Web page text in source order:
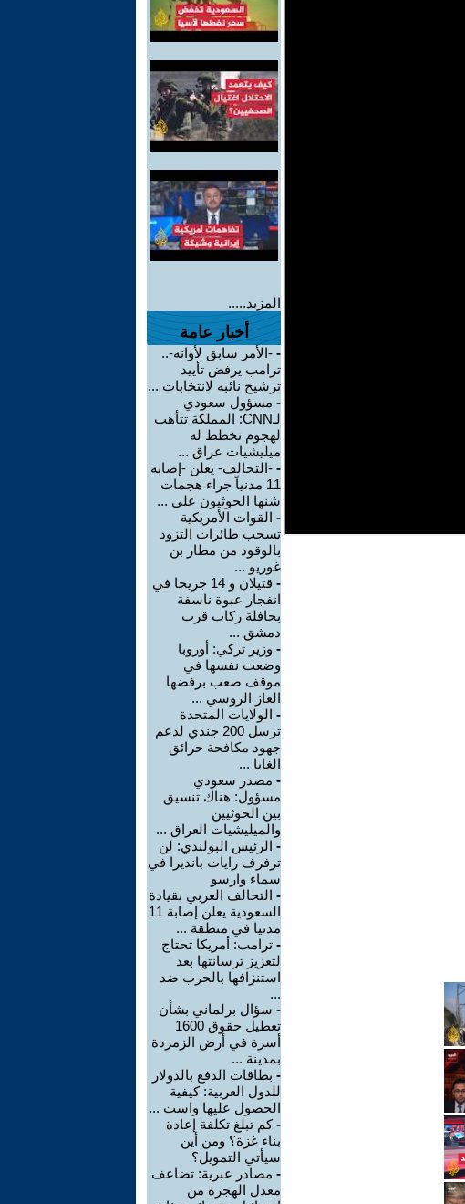
المزيد.....
أخبار عامة
- -الأمر سابق لأوانه-..
ترامب يرفض تأييد
ترشيح نائبه لانتخابات ...
- مسؤول سعودي
لـCNN: المملكة تتأهب
لهجوم تخطط له
ميليشيات عراق ...
- -التحالف- يعلن -إصابة
11 مدنياً جراء هجمات
شنها الحوثيون على ...
- القوات الأمريكية
تسحب طائرات التزود
بالوقود من مطار بن
غوريو ...
-
قتيلان و 14 جريحا في
انفجار عبوة ناسفة
بحافلة ركاب قرب
دمشق ...
- وزير تركي: أوروبا
وضعت نفسها في
موقف صعب برفضها
الغاز الروسي ...
- الولايات المتحدة
ترسل 200 جندي لدعم
جهود مكافحة حرائق
الغابا ...
- مصدر سعودي
مسؤول: هناك تنسيق
بين الحوثيين
والميليشيات العراق ...
- الرئيس البولندي: لن
ترفرف رايات بانديرا في
سماء وارسو
- التحالف العربي بقيادة
السعودية يعلن إصابة 11
مدنيا في منطقة ...
- ترامب: أمريكا تحتاج
لتعزيز ترسانتها بعد
استنزافها بالحرب ضد
...
- سؤال برلماني بشأن
تعطيل حقوق 1600
أسرة في أرض الزمردة
بمدينة ...
- بطاقات الدفع بالدولار
للدول العربية: كيفية
الحصول عليها واست ...
-كم تبلغ تكلفة إعادة
بناء غزة؟ ومن أين
سيأتي التمويل؟
- مصادر عبرية: تضاعف
معدل الهجرة من